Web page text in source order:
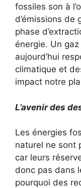
fossiles son à
d’émissions
phase
énergie. Un
aujourd’hui
climatique et
impact notre
L’avenir des
Les énergies
naturel ne sont
car leurs
donc pas dans
pourquoi des